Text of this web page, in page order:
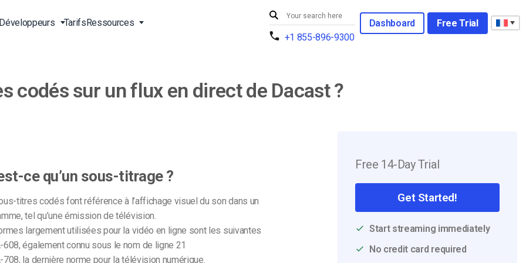
Streaming vidéo en direct
Solutions de livraison dans le
monde entier
Galerie vidéo de l’Expo
Streaming en direct CDN
Analyse et statistique vidéo
en
Vidéo pour les entreprises
Agences de création
Streaming en direct pour les
musiciens
Stations de radio et de
télévision
Outils pour développeurs
TarifsRessources
Support 24/7
Carrières
Partenaires
+1 855-896-9300
Dashboard Free Trial
codés sur un flux en direct de Dacast ?
ce qu’un sous-titrage ?
titres codés font référence à l’affichage visuel du son dans un
tel qu’une émission de télévision.
largement utilisées pour la vidéo en ligne sont les suivantes
608, également connu sous le nom de ligne 21
708, la dernière norme pour la télévision numérique.
Free 14-Day Trial
Get Started!
Start streaming immediately
No credit card required